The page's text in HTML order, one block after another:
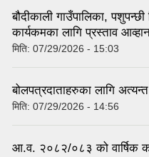
बौदीकाली गाउँपालिका,
कार्यकमका लागि प्रस्ताव
मिति: 07/29/2026 - 15:03
बोलपत्रदाताहरुका लागि
मिति: 07/29/2026 - 14:56
आ.व. २०८२/०८३ को वार्षिक